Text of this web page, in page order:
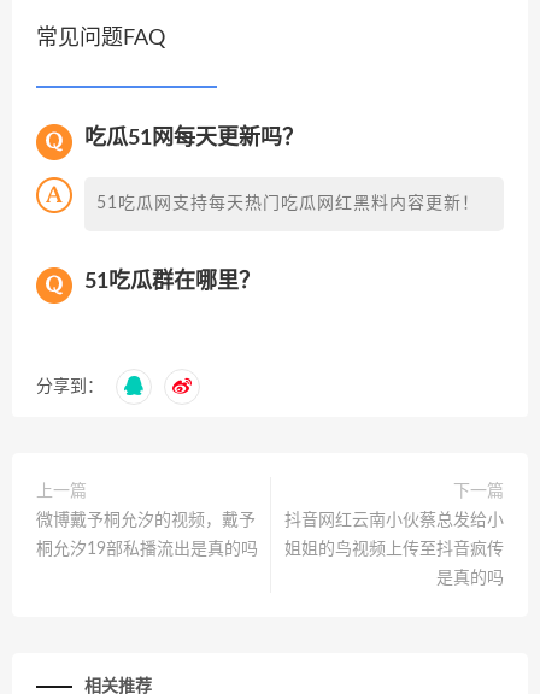
常见问题FAQ
吃瓜51网每天更新吗？
51吃瓜网支持每天热门吃瓜网红黑料内容更新！
51吃瓜群在哪里？
分享到：
上一篇
微博戴予桐允汐的视频，戴予
桐允汐19部私播流出是真的吗
下一篇
抖音网红云南小伙蔡总发给小
姐姐的鸟视频上传至抖音疯传
是真的吗
相关推荐